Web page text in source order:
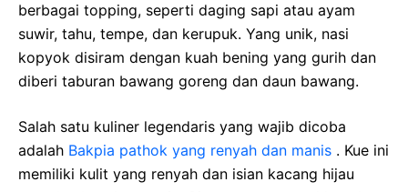
berbagai topping, seperti daging sapi atau ayam
suwir, tahu, tempe, dan kerupuk. Yang unik, nasi
kopyok disiram dengan kuah bening yang gurih dan
diberi taburan bawang goreng dan daun bawang.
Salah satu kuliner legendaris yang wajib dicoba
adalah Bakpia pathok yang renyah dan manis . Kue ini
memiliki kulit yang renyah dan isian kacang hijau